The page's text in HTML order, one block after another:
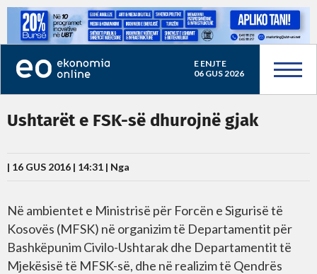
E ENJTE
06 GUS 2026
Ushtarët e FSK-së dhurojnë gjak
| 16 GUS 2016 | 14:31 | Nga
Në ambientet e Ministrisë për Forcën e Sigurisë të
Kosovës (MFSK) në organizim të Departamentit për
Bashkëpunim Civilo-Ushtarak dhe Departamentit të
Mjekësisë të MFSK-së, dhe në realizim të Qendrës